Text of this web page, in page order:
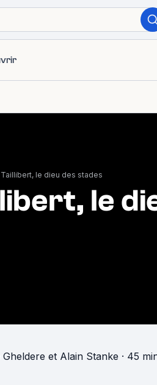
le dieu des stades
le
Gheldere et Alain Stanke · 45